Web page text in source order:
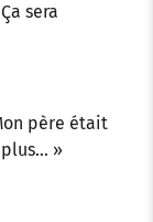
sera
père était
»